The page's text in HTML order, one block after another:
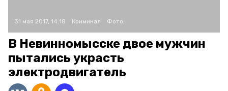
31 мая 2017, 14:18 Криминал Фото:
В Невинномысске двое мужчин
пытались украсть
электродвигатель